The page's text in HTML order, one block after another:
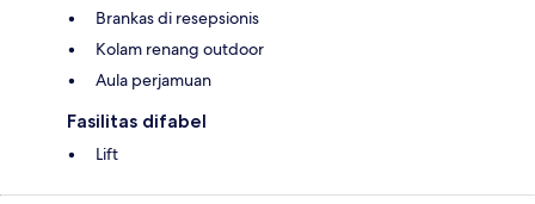
Brankas di resepsionis
Kolam renang outdoor
Aula perjamuan
Fasilitas difabel
Lift